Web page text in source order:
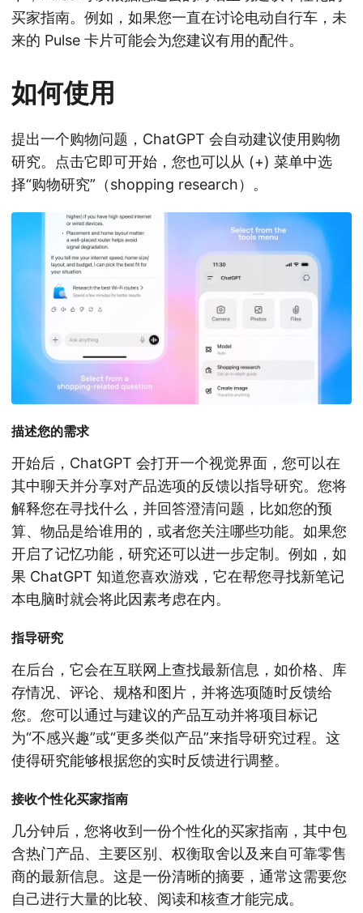
买家指南。例如，如果您一直在讨论电动自行车，未
来的 Pulse 卡片可能会为您建议有用的配件。
如何使用
提出一个购物问题，ChatGPT 会自动建议使用购物
研究。点击它即可开始，您也可以从 (+) 菜单中选
择“购物研究”（shopping research）。
描述您的需求
开始后，ChatGPT 会打开一个视觉界面，您可以在
其中聊天并分享对产品选项的反馈以指导研究。您将
解释您在寻找什么，并回答澄清问题，比如您的预
算、物品是给谁用的，或者您关注哪些功能。如果您
开启了记忆功能，研究还可以进一步定制。例如，如
果 ChatGPT 知道您喜欢游戏，它在帮您寻找新笔记
本电脑时就会将此因素考虑在内。
指导研究
在后台，它会在互联网上查找最新信息，如价格、库
存情况、评论、规格和图片，并将选项随时反馈给
您。您可以通过与建议的产品互动并将项目标记
为“不感兴趣”或“更多类似产品”来指导研究过程。这
使得研究能够根据您的实时反馈进行调整。
接收个性化买家指南
几分钟后，您将收到一份个性化的买家指南，其中包
含热门产品、主要区别、权衡取舍以及来自可靠零售
商的最新信息。这是一份清晰的摘要，通常这需要您
自己进行大量的比较、阅读和核查才能完成。